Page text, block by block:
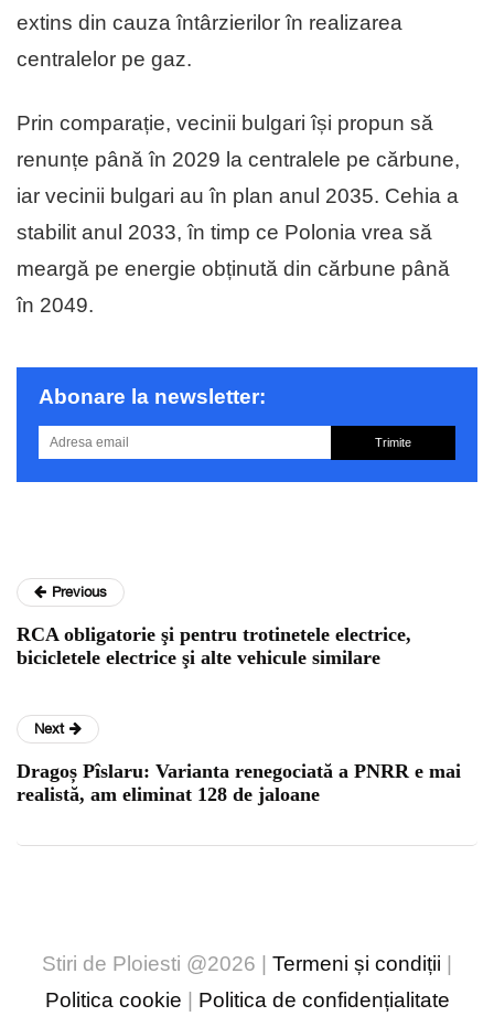
extins din cauza întârzierilor în realizarea
centralelor pe gaz.
Prin comparație, vecinii bulgari își propun să
renunțe până în 2029 la centralele pe cărbune,
iar vecinii bulgari au în plan anul 2035. Cehia a
stabilit anul 2033, în timp ce Polonia vrea să
meargă pe energie obținută din cărbune până
în 2049.
Abonare la newsletter:
Trimite
Previous
RCA obligatorie şi pentru trotinetele electrice,
bicicletele electrice şi alte vehicule similare
Next
Dragoș Pîslaru: Varianta renegociată a PNRR e mai
realistă, am eliminat 128 de jaloane
Stiri de Ploiesti @2026 | Termeni și condiții
Politica cookie
Politica de confidențialitate